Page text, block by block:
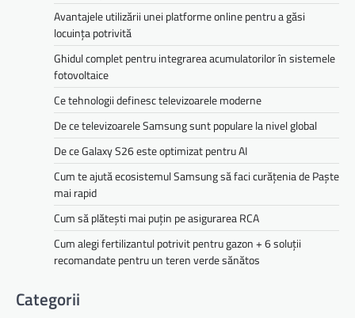
Avantajele utilizării unei platforme online pentru a găsi
locuința potrivită
Ghidul complet pentru integrarea acumulatorilor în sistemele
fotovoltaice
Ce tehnologii definesc televizoarele moderne
De ce televizoarele Samsung sunt populare la nivel global
De ce Galaxy S26 este optimizat pentru AI
Cum te ajută ecosistemul Samsung să faci curățenia de Paște
mai rapid
Cum să plătești mai puțin pe asigurarea RCA
Cum alegi fertilizantul potrivit pentru gazon + 6 soluții
recomandate pentru un teren verde sănătos
Categorii